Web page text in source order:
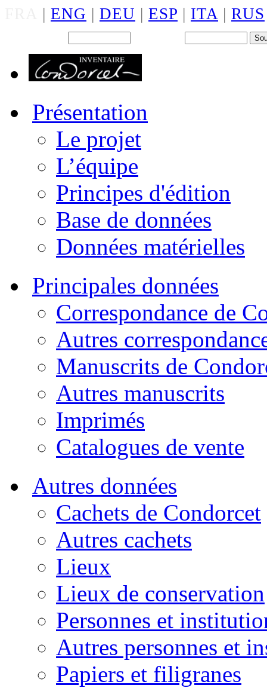
| ENG | DEU | ESP | ITA | RUS
Présentation
Le projet
L’équipe
Principes d'édition
Base de données
Données matérielles
Principales données
Correspondance de
Autres
Manuscrits de
Autres manuscrits
Imprimés
Catalogues de vente
Autres données
Cachets de Condorcet
Autres cachets
Lieux
Lieux de conservation
Personnes et
Autres personnes et
Papiers et filigranes